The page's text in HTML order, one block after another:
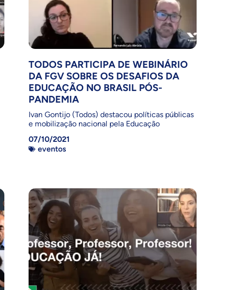
TODOS PARTICIPA DE WEBINÁRIO
DA FGV SOBRE OS DESAFIOS DA
EDUCAÇÃO NO BRASIL PÓS-
PANDEMIA
Ivan Gontijo (Todos) destacou políticas públicas
e mobilização nacional pela Educação
07/10/2021
eventos